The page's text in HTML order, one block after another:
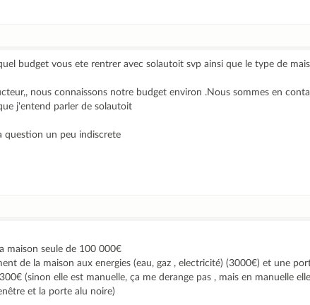
budget vous ete rentrer avec solautoit svp ainsi que le type de
nous connaissons notre budget environ .Nous sommes en
j'entend parler de solautoit
question un peu indiscrete
maison seule de 100 000€
de la maison aux energies (eau, gaz , electricité) (3000€) et une
(sinon elle est manuelle, ça me derange pas , mais en manuelle
et la porte alu noire)